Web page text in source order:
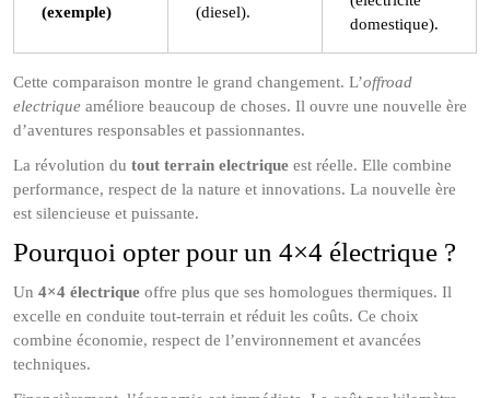
(exemple)
(diesel).
domestique).
Cette comparaison montre le grand changement. L’offroad
electrique améliore beaucoup de choses. Il ouvre une nouvelle ère
d’aventures responsables et passionnantes.
La révolution du tout terrain electrique est réelle. Elle combine
performance, respect de la nature et innovations. La nouvelle ère
est silencieuse et puissante.
Pourquoi opter pour un 4×4 électrique ?
Un 4×4 électrique offre plus que ses homologues thermiques. Il
excelle en conduite tout-terrain et réduit les coûts. Ce choix
combine économie, respect de l’environnement et avancées
techniques.